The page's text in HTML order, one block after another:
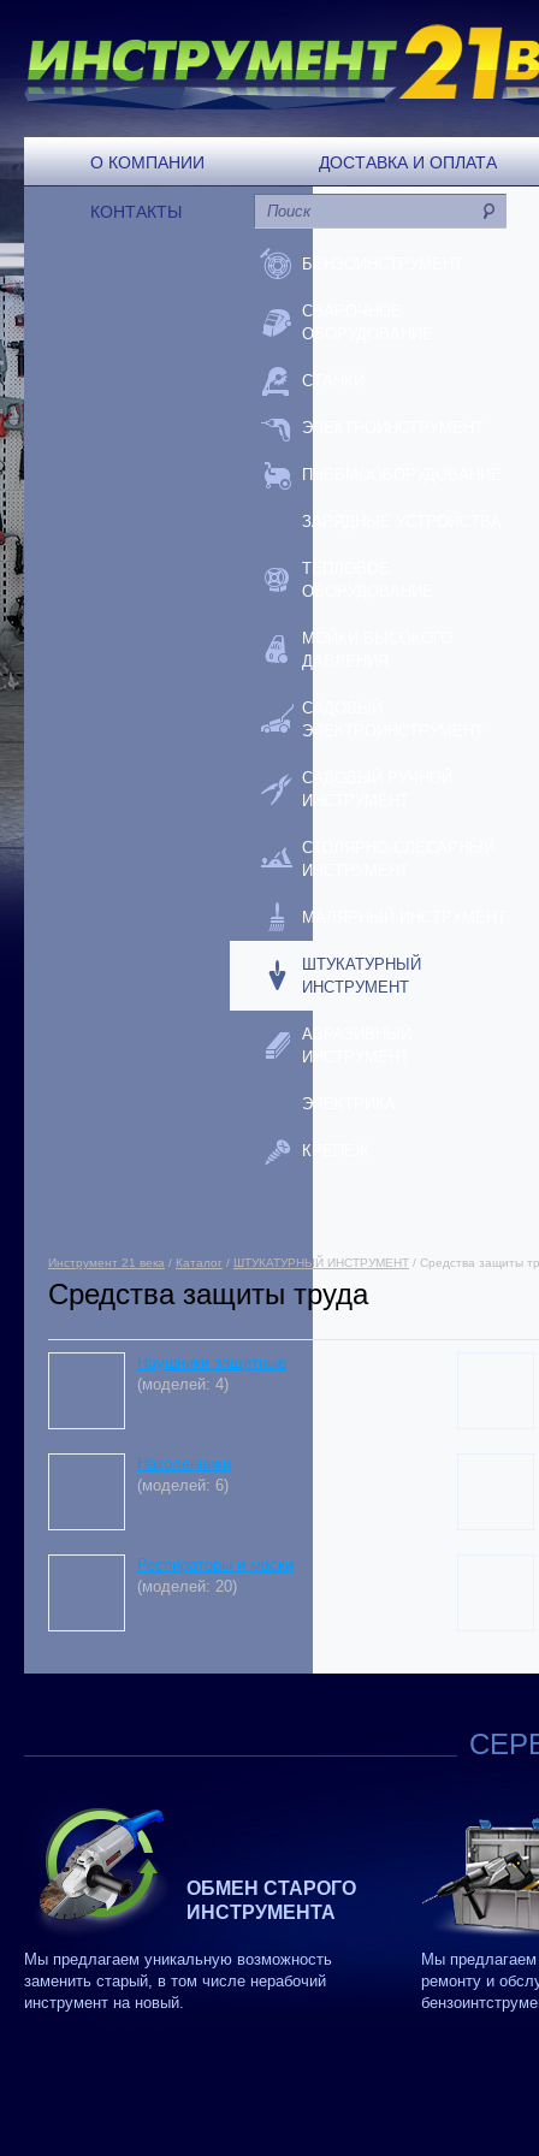
О КОМПАНИИ ДОСТАВКА И ОПЛАТА
КОНТАКТЫ
БЕНЗОИНСТРУМЕНТ
СВАРОЧНОЕ
ОБОРУДОВАНИЕ
СТАНКИ
ЭЛЕКТРОИНСТРУМЕНТ
ПНЕВМООБОРУДОВАНИЕ
ЗАРЯДНЫЕ УСТРОЙСТВА
ТЕПЛОВОЕ
ОБОРУДОВАНИЕ
МОЙКИ ВЫСОКОГО
ДАВЛЕНИЯ
САДОВЫЙ
ЭЛЕКТРОИНСТРУМЕНТ
САДОВЫЙ РУЧНОЙ
ИНСТРУМЕНТ
СТОЛЯРНО-СЛЕСАРНЫЙ
ИНСТРУМЕНТ
МАЛЯРНЫЙ ИНСТРУМЕНТ
ШТУКАТУРНЫЙ
ИНСТРУМЕНТ
АБРАЗИВНЫЙ
ИНСТРУМЕНТ
ЭЛЕКТРИКА
КРЕПЕЖ
Инструмент 21 века / Каталог / ШТУКАТУРНЫЙ ИНСТРУМЕНТ / Средства защиты
Средства защиты труда
Наушники защитные
(моделей: 4)
Наколенники
(моделей: 6)
Респираторы и маски
(моделей: 20)
ОБМЕН СТАРОГО
ИНСТРУМЕНТА
Мы предлагаем уникальную возможность
заменить старый, в том числе нерабочий
инструмент на новый.
Мы
ремонту и